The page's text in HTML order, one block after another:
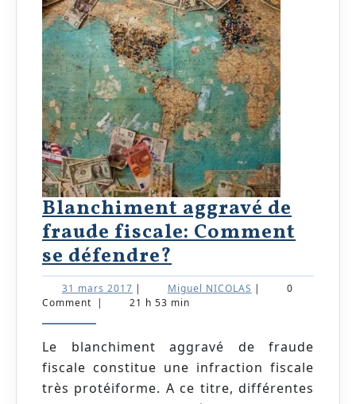
Blanchiment aggravé de
fraude fiscale: Comment
se défendre?Blanchiment
aggravé
de
fiscale:
Comment
31 mars 2017 31
mars
Miguel NICOLAS Miguel 0
Comment
21 h 53 min
Le blanchiment aggravé de fraude
fiscale constitue une infraction fiscale
très protéiforme. A ce titre, différentes